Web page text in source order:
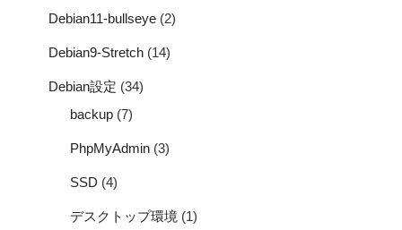
Debian11-bullseye (2)
Debian9-Stretch (14)
Debian設定 (34)
backup (7)
PhpMyAdmin (3)
SSD (4)
デスクトップ環境 (1)